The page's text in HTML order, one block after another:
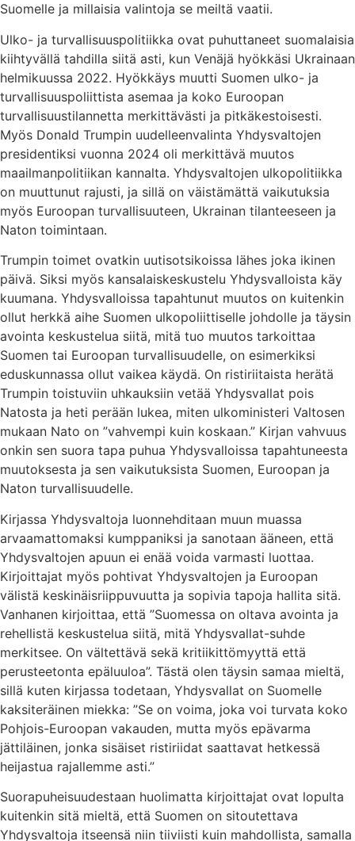
Suomelle ja millaisia valintoja se meiltä vaatii.
Ulko- ja turvallisuuspolitiikka ovat puhuttaneet suomalaisia
kiihtyvällä tahdilla siitä asti, kun Venäjä hyökkäsi Ukrainaan
helmikuussa 2022. Hyökkäys muutti Suomen ulko- ja
turvallisuuspoliittista asemaa ja koko Euroopan
turvallisuustilannetta merkittävästi ja pitkäkestoisesti.
Myös Donald Trumpin uudelleenvalinta Yhdysvaltojen
presidentiksi vuonna 2024 oli merkittävä muutos
maailmanpolitiikan kannalta. Yhdysvaltojen ulkopolitiikka
on muuttunut rajusti, ja sillä on väistämättä vaikutuksia
myös Euroopan turvallisuuteen, Ukrainan tilanteeseen ja
Naton toimintaan.
Trumpin toimet ovatkin uutisotsikoissa lähes joka ikinen
päivä. Siksi myös kansalaiskeskustelu Yhdysvalloista käy
kuumana. Yhdysvalloissa tapahtunut muutos on kuitenkin
ollut herkkä aihe Suomen ulkopoliittiselle johdolle ja täysin
avointa keskustelua siitä, mitä tuo muutos tarkoittaa
Suomen tai Euroopan turvallisuudelle, on esimerkiksi
eduskunnassa ollut vaikea käydä. On ristiriitaista herätä
Trumpin toistuviin uhkauksiin vetää Yhdysvallat pois
Natosta ja heti perään lukea, miten ulkoministeri Valtosen
mukaan Nato on ”vahvempi kuin koskaan.” Kirjan vahvuus
onkin sen suora tapa puhua Yhdysvalloissa tapahtuneesta
muutoksesta ja sen vaikutuksista Suomen, Euroopan ja
Naton turvallisuudelle.
Kirjassa Yhdysvaltoja luonnehditaan muun muassa
arvaamattomaksi kumppaniksi ja sanotaan ääneen, että
Yhdysvaltojen apuun ei enää voida varmasti luottaa.
Kirjoittajat myös pohtivat Yhdysvaltojen ja Euroopan
välistä keskinäisriippuvuutta ja sopivia tapoja hallita sitä.
Vanhanen kirjoittaa, että ”Suomessa on oltava avointa ja
rehellistä keskustelua siitä, mitä Yhdysvallat-suhde
merkitsee. On vältettävä sekä kritiikittömyyttä että
perusteetonta epäluuloa”. Tästä olen täysin samaa mieltä,
sillä kuten kirjassa todetaan, Yhdysvallat on Suomelle
kaksiteräinen miekka: ”Se on voima, joka voi turvata koko
Pohjois-Euroopan vakauden, mutta myös epävarma
jättiläinen, jonka sisäiset ristiriidat saattavat hetkessä
heijastua rajallemme asti.”
Suorapuheisuudestaan huolimatta kirjoittajat ovat lopulta
kuitenkin sitä mieltä, että Suomen on sitoutettava
Yhdysvaltoja itseensä niin tiiviisti kuin mahdollista, samalla